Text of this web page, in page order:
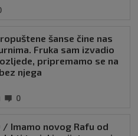
šanse čine nas
Fruka sam izvadio
pripremamo se na
njega
0
/ Imamo novog Rafu od